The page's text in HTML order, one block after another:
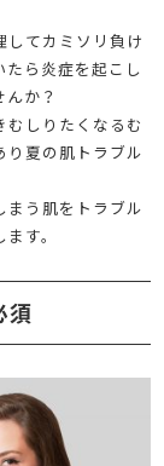
してカミソリ負け
ら炎症を起こし
か？
しりたくなるむ
り夏の肌トラブル
まう肌をトラブル
す。
須